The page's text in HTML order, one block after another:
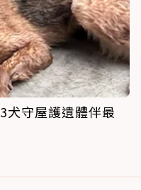
犬守屋護遺體伴最